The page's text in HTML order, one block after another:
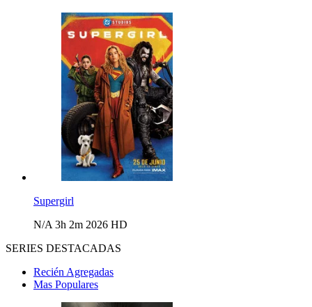
Supergirl
N/A 3h 2m 2026 HD
SERIES DESTACADAS
Recién Agregadas
Mas Populares